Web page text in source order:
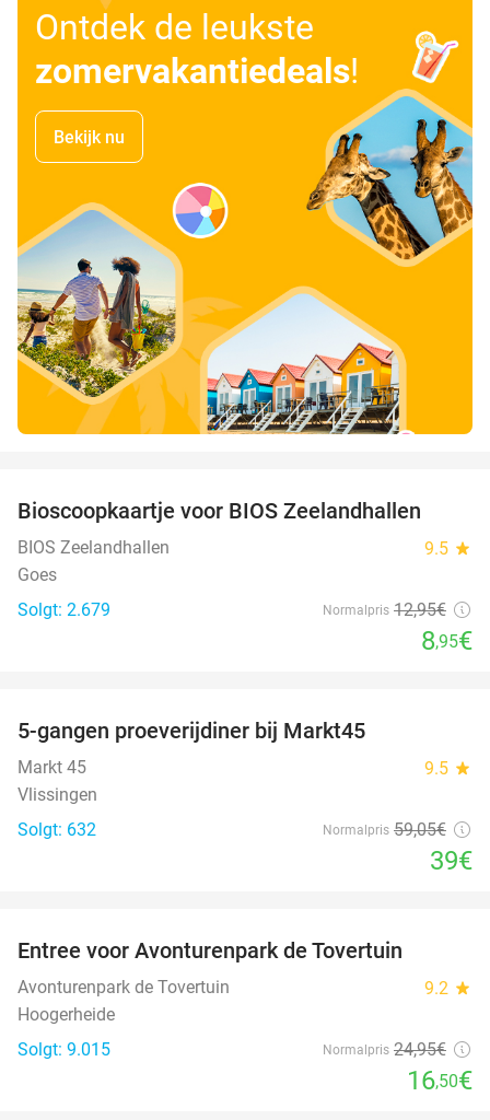
Ontdek de leukste
zomervakantiedeals!
Bekijk nu
Bioscoopkaartje voor BIOS Zeelandhallen
BIOS Zeelandhallen 9.5 star
Goes
Solgt: 2.679
Normalpris 12,95€
8,95€
5-gangen proeverijdiner bij Markt45
Markt 45 9.5 star
Vlissingen
Solgt: 632
Normalpris 59,05€
39€
Entree voor Avonturenpark de Tovertuin
Avonturenpark de Tovertuin 9.2 star
Hoogerheide
Solgt: 9.015
Normalpris 24,95€
16,50€